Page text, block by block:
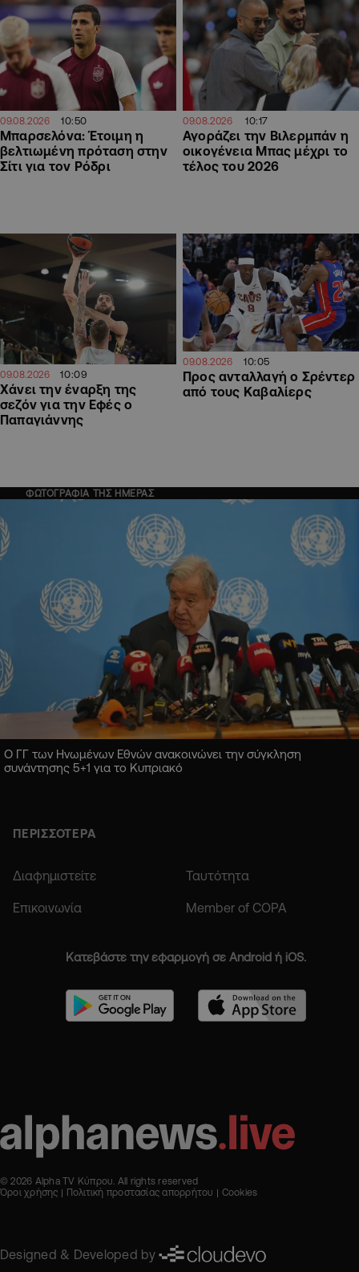
09.08.2026 10:50
Μπαρσελόνα: Έτοιμη η
βελτιωμένη πρόταση στην
Σίτι για τον Ρόδρι
09.08.2026 10:17
Αγοράζει την Βιλερμπάν η
οικογένεια Μπας μέχρι το
τέλος του 2026
09.08.2026 10:09
Χάνει την έναρξη της
σεζόν για την Εφές ο
Παπαγιάννης
09.08.2026 10:05
Προς ανταλλαγή ο Σρέντερ
από τους Καβαλίερς
ΦΩΤΟΓΡΑΦΙΑ ΤΗΣ ΗΜΕΡΑΣ
Ο ΓΓ των Ηνωμένων Εθνών ανακοινώνει την σύγκληση
συνάντησης 5+1 για το Κυπριακό
ΠΕΡΙΣΣΟΤΕΡΑ
Διαφημιστείτε Ταυτότητα
Επικοινωνία Member of COPA
Κατεβάστε την εφαρμογή σε Android ή iOS.
© 2026 Alpha TV Κύπρου. All rights reserved
Όροι χρήσης
Πολιτική προστασίας απορρήτου Cookies
Designed & Developed by